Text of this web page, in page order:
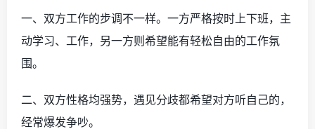
一、 双方工作的步调不一样。一方严格按时上下班，主
动学习、工作，另一方则希望能有轻松自由的工作氛
围。
二、 双方性格均强势，遇见分歧都希望对方听自己的，
经常爆发争吵。